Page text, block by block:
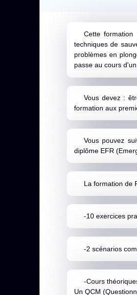
Cette
techniques de
problèmes en
passe au cours
Vous devez :
formation aux
Vous pouvez
diplôme EFR
La formation de
-10 exercices
-2 scénarios
-Cours
Un QCM